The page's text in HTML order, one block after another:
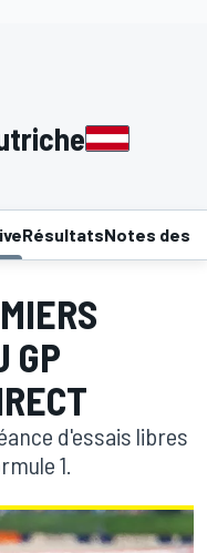
RésultatsNotes des
GP
d'essais libres
1.